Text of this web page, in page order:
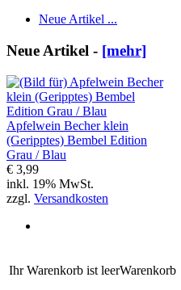
Neue Artikel ...
Neue Artikel - [mehr]
Apfelwein Becher klein
(Geripptes) Bembel Edition
Grau / Blau
€ 3,99
inkl. 19% MwSt.
zzgl. Versandkosten
Ihr Warenkorb ist leerWarenkorb